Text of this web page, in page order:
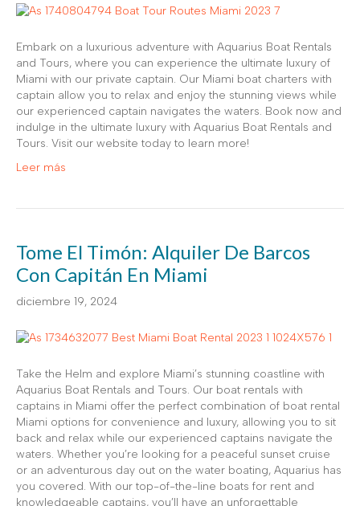
Embark on a luxurious adventure with Aquarius Boat Rentals
and Tours, where you can experience the ultimate luxury of
Miami with our private captain. Our Miami boat charters with
captain allow you to relax and enjoy the stunning views while
our experienced captain navigates the waters. Book now and
indulge in the ultimate luxury with Aquarius Boat Rentals and
Tours. Visit our website today to learn more!
Leer más
Tome El Timón: Alquiler De Barcos
Con Capitán En Miami
diciembre 19, 2024
Take the Helm and explore Miami’s stunning coastline with
Aquarius Boat Rentals and Tours. Our boat rentals with
captains in Miami offer the perfect combination of boat rental
Miami options for convenience and luxury, allowing you to sit
back and relax while our experienced captains navigate the
waters. Whether you’re looking for a peaceful sunset cruise
or an adventurous day out on the water boating, Aquarius has
you covered. With our top-of-the-line boats for rent and
knowledgeable captains, you’ll have an unforgettable